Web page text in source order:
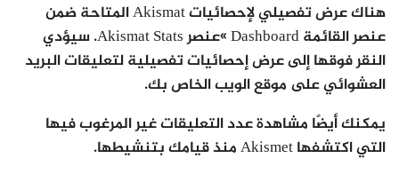
هناك عرض تفصيلي لإحصائيات Akismat المتاحة ضمن
عنصر القائمة Dashboard »عنصر Akismat Stats. سيؤدي
النقر فوقها إلى عرض إحصائيات تفصيلية لتعليقات البريد
العشوائي على موقع الويب الخاص بك.
يمكنك أيضًا مشاهدة عدد التعليقات غير المرغوب فيها
التي اكتشفها Akismet منذ قيامك بتنشيطها.